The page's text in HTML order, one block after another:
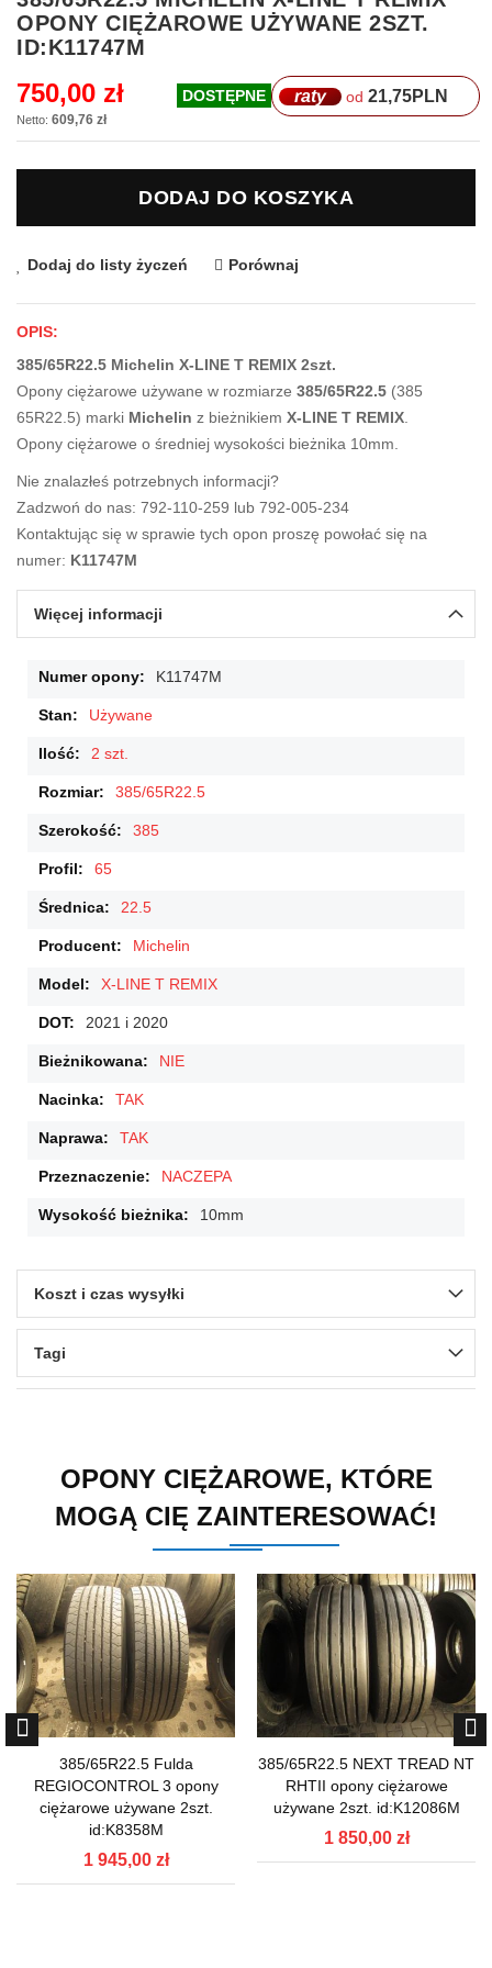
na
początek
galerii
OPONY CIĘŻAROWE UŻYWANE 2SZT.
ID:K11747M
750,00 zł
609,76 zł
DOSTĘPNE raty od 21,75PLN
DODAJ DO KOSZYKA
Dodaj do listy życzeń Porównaj
OPIS:
385/65R22.5 Michelin X-LINE T REMIX 2szt.
Opony ciężarowe używane w rozmiarze 385/65R22.5 (385
65R22.5) marki Michelin z bieżnikiem X-LINE T REMIX.
Opony ciężarowe o średniej wysokości bieżnika 10mm.
Nie znalazłeś potrzebnych informacji?
Zadzwoń do nas: 792-110-259 lub 792-005-234
Kontaktując się w sprawie tych opon proszę powołać się na
numer: K11747M
Więcej informacji
Więcej
K11747M
Używane
2 szt.
385/65R22.5
385
65
22.5
Michelin
X-LINE T REMIX
2021 i 2020
NIE
TAK
TAK
NACZEPA
10mm
Koszt i czas wysyłki
Tagi
OPONY CIĘŻAROWE, KTÓRE
MOGĄ CIĘ ZAINTERESOWAĆ!
385/65R22.5 Fulda
REGIOCONTROL 3 opony
ciężarowe używane 2szt.
id:K8358M
1 945,00 zł
385/65R22.5 NEXT TREAD NT
RHTII opony ciężarowe
używane 2szt. id:K12086M
1 850,00 zł